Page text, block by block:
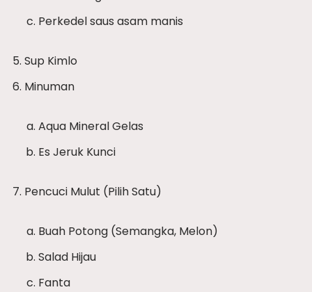
Perkedel saus asam manis
Sup Kimlo
Minuman
Aqua Mineral Gelas
Es Jeruk Kunci
Pencuci Mulut (Pilih Satu)
Buah Potong (Semangka, Melon)
Salad Hijau
Fanta